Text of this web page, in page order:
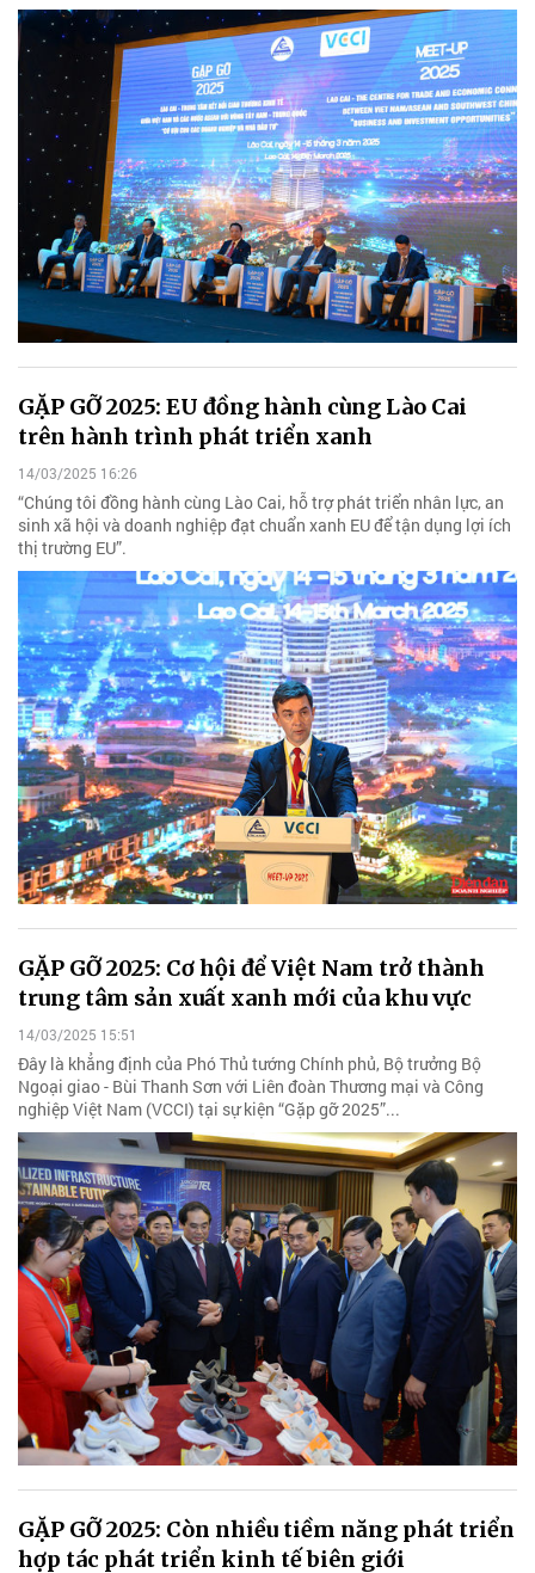
GẶP GỠ 2025: EU đồng hành cùng Lào Cai
trên hành trình phát triển xanh
14/03/2025 16:26
“Chúng tôi đồng hành cùng Lào Cai, hỗ trợ phát triển nhân lực, an
sinh xã hội và doanh nghiệp đạt chuẩn xanh EU để tận dụng lợi ích
thị trường EU”.
GẶP GỠ 2025: Cơ hội để Việt Nam trở thành
trung tâm sản xuất xanh mới của khu vực
14/03/2025 15:51
Đây là khẳng định của Phó Thủ tướng Chính phủ, Bộ trưởng Bộ
Ngoại giao - Bùi Thanh Sơn với Liên đoàn Thương mại và Công
nghiệp Việt Nam (VCCI) tại sự kiện “Gặp gỡ 2025”...
GẶP GỠ 2025: Còn nhiều tiềm năng phát triển
hợp tác phát triển kinh tế biên giới